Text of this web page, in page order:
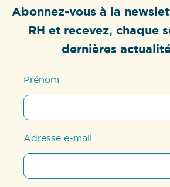
Abonnez-vous à la
RH et recevez, chaque
dernières
Prénom
Adresse e-mail